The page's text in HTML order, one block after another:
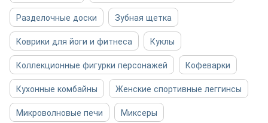
Разделочные доски
Зубная щетка
Коврики для йоги и фитнеса
Куклы
Коллекционные фигурки персонажей
Кофеварки
Кухонные комбайны
Женские спортивные леггинсы
Микроволновые печи
Миксеры